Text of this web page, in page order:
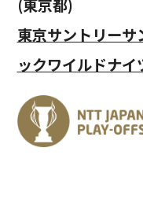
(東京都)
東京サントリー
ックワイルドナイ